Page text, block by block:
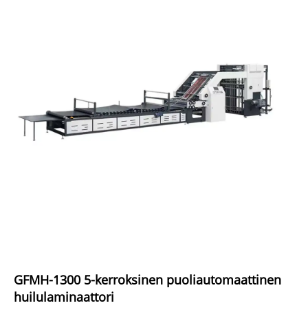
GFMH-1300 5-kerroksinen puoliautomaattinen
huilulaminaattori